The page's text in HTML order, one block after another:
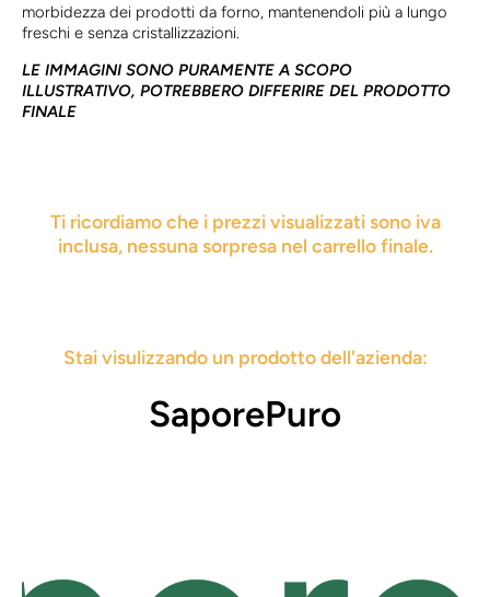
morbidezza dei prodotti da forno, mantenendoli più a lungo
freschi e senza cristallizzazioni.
LE IMMAGINI SONO PURAMENTE A SCOPO
ILLUSTRATIVO, POTREBBERO DIFFERIRE DEL PRODOTTO
FINALE
Ti ricordiamo che i prezzi visualizzati sono iva
inclusa, nessuna sorpresa nel carrello finale.
Stai visulizzando un prodotto dell'azienda:
SaporePuro